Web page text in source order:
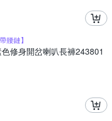
腰鏈】
修身開岔喇叭長褲243801